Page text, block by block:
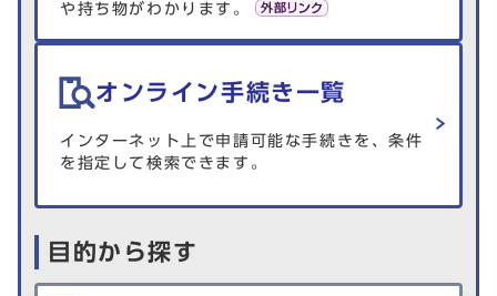
や持ち物がわかります。
オンライン手続き一覧
インターネット上で申請可能な手続きを、条件
を指定して検索できます。
目的から探す